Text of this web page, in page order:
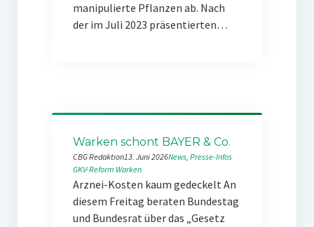
manipulierte Pflanzen ab. Nach
der im Juli 2023 präsentierten…
Warken schont BAYER & Co.
CBG Redaktion13. Juni 2026News, Presse-Infos
GKV-Reform Warken
Arznei-Kosten kaum gedeckelt An
diesem Freitag beraten Bundestag
und Bundesrat über das „Gesetz